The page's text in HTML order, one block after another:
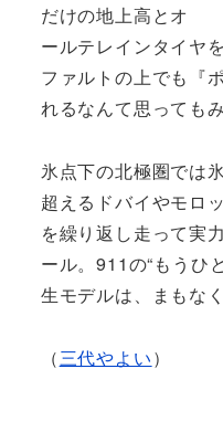
だけの地上高とオ
ールテレインタイヤ
ファルトの上でも『
れるなんて思っても
氷点下の北極圏では
超えるドバイやモロ
を繰り返し走って実
ール。911の“もうひ
生モデルは、まもな
（三代やよい）